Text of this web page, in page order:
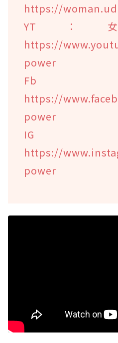
https://
YT：
https://
power
https://
power
IG
https://
power